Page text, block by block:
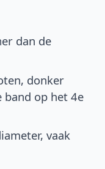
dan de
donker
op het 4e
vaak